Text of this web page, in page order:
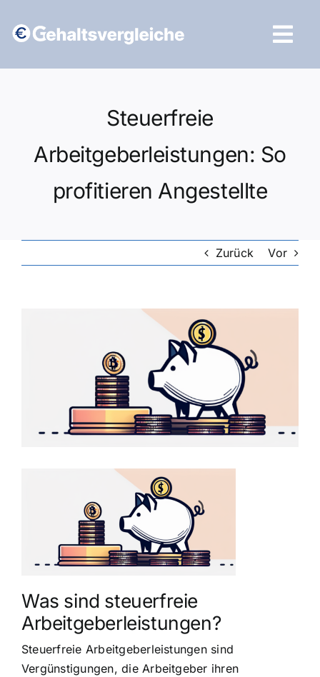
Inhalt
Steuerfreie
Arbeitgeberleistungen: So
profitieren Angestellte
Zurück Vor
Was sind steuerfreie
Arbeitgeberleistungen?
Steuerfreie Arbeitgeberleistungen sind
Vergünstigungen, die Arbeitgeber ihren